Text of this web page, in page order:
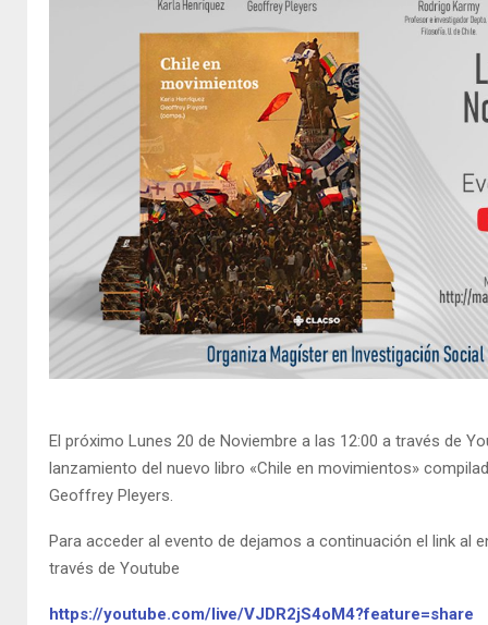
El próximo Lunes 20 de Noviembre a las 12:00 a través de
lanzamiento del nuevo libro «Chile en movimientos»
Geoffrey Pleyers.
Para acceder al evento de dejamos a continuación el link al
través de Youtube
https://youtube.com/live/VJDR2jS4oM4?feature=share